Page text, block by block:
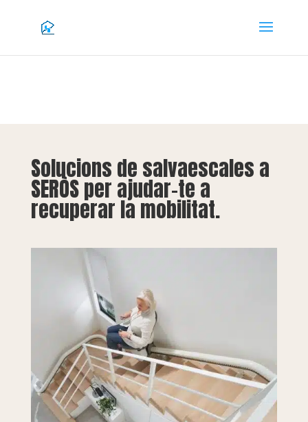
Solucions de salvaescales a
SERÒS per ajudar-te a
recuperar la mobilitat.